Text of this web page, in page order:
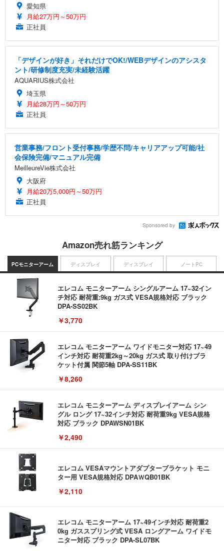
愛知県
月給27万円～50万円
正社員
「デザインが好き」それだけでOK!/WEBデザインのアシスタ
ント/研修制度充実/未経験活躍
AQUARIUS株式会社
埼玉県
月給28万円～50万円
正社員
営業事務/フロント受付事務/学歴不問/キャリアアップ可能/社
会保険完備/マニュアル完備
MeilleureVie株式会社
大阪府
月給20万5,000円～50万円
正社員
Sponsored by
Amazon売れ筋ランキング
PCモニターアーム
エレコム モニターアーム シングルアーム 17~32イン
チ対応 耐荷重:9kg ガス式 VESA規格対応 ブラック
DPA-SS02BK
￥3,770
エレコム モニターアーム ワイドモニター対応 17~49
インチ対応 耐荷重2kg～20kg ガス式 取り付けブラ
ケット付属 関節5軸 DPA-SS11BK
￥8,260
エレコム モニターアーム ディスプレイアーム シン
グル ロング 17~32インチ対応 耐荷重9kg VESA規格
対応 ブラック DPAWSN01BK
￥2,490
エレコム VESAマウントアダプターブラケット モニ
ター用 VESA規格対応 DPAＷQB01BK
￥2,110
エレコム モニターアーム 17~49インチ対応 耐荷重2
0kg ガススプリング式 VESA ロングアーム ワイドモ
ニター対応 ブラック DPA-SL07BK
ディスプレイ ディスプレイ ノートPC